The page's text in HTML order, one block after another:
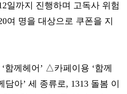
일까지 진행하며 고독사 위험
여 명을 대상으로 쿠폰을 지
께헤어’ △카페이용 ‘함께
아’ 세 종류로, 1313 돌봄 이